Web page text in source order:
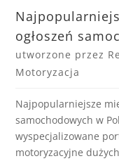
ogłoszeń
utworzone przez
Motoryzacja
Najpopularniejsze
samochodowych w
wyspecjalizowane
motoryzacyjne